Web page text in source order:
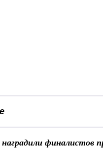
финалистов